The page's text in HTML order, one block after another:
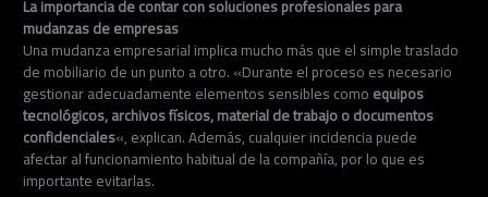
La importancia de contar con soluciones profesionales para
mudanzas de empresas
Una mudanza empresarial implica mucho más que el simple traslado
de mobiliario de un punto a otro. «Durante el proceso es necesario
gestionar adecuadamente elementos sensibles comoequipos
tecnológicos, archivos físicos, material de trabajo o documentos
confidenciales«, explican. Además, cualquier incidencia puede
afectar al funcionamiento habitual de la compañía, por lo que es
importante evitarlas.